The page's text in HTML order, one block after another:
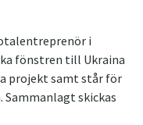
i
fönstren till Ukraina
projekt samt står för
skickas